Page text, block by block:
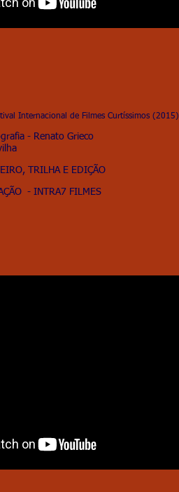
Internacional de Filmes Curtíssimos (2015)
- Renato Grieco
TRILHA E EDIÇÃO
- INTRA7 FILMES